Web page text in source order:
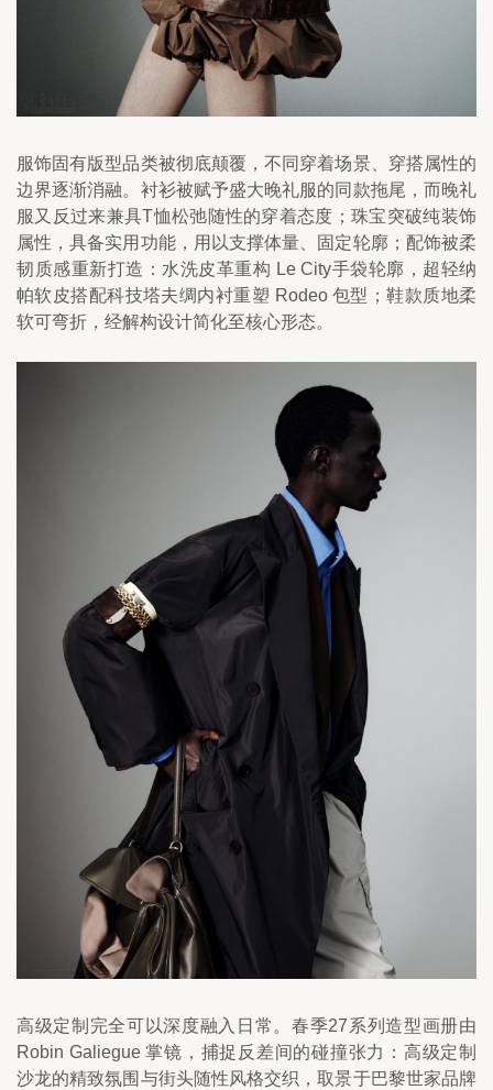
服饰固有版型品类被彻底颠覆，不同穿着场景、穿搭属性的
边界逐渐消融。衬衫被赋予盛大晚礼服的同款拖尾，而晚礼
服又反过来兼具T恤松弛随性的穿着态度；珠宝突破纯装饰
属性，具备实用功能，用以支撑体量、固定轮廓；配饰被柔
韧质感重新打造：水洗皮革重构 Le City手袋轮廓，超轻纳
帕软皮搭配科技塔夫绸内衬重塑 Rodeo 包型；鞋款质地柔
软可弯折，经解构设计简化至核心形态。
高级定制完全可以深度融入日常。春季27系列造型画册由
Robin Galiegue 掌镜，捕捉反差间的碰撞张力：高级定制
沙龙的精致氛围与街头随性风格交织，取景于巴黎世家品牌